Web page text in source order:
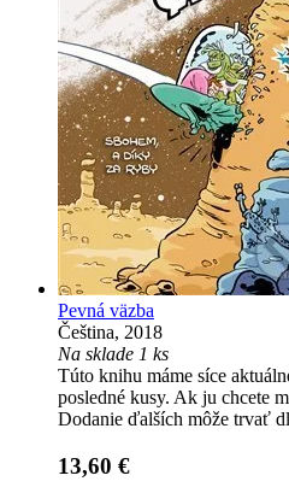
Pevná väzba
Čeština, 2018
Na sklade 1 ks
Túto knihu máme síce
posledné kusy. Ak ju chcete
Dodanie ďalších môže trvať
13,60 €